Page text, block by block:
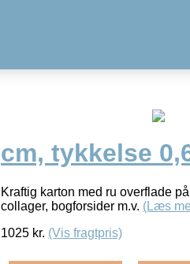
cm, tykkelse
Kraftig karton med ru overflade
collager, bogforsider m.v. (Læs
1025 kr. (Vis fragtpris)